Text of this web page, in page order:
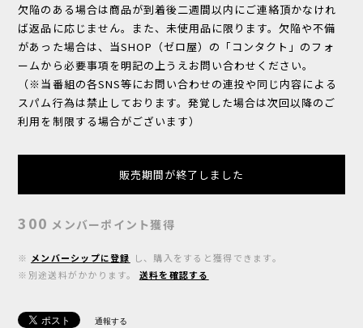
欠陥のある場合は商品が到着後二週間以内にご連絡頂かなけれ
ば返品に応じません。また、未使用品に限ります。欠陥や不備
があった場合は、当SHOP（ゼロ屋）の「コンタクト」のフォ
ームから必要事項を明記の上うえお問い合わせください。
（※当番組の各SNS等にお問い合わせの連投や同じ内容による
スパム行為は禁止しております。発覚した場合は次回以降のご
利用を制限する場合がございます）
販売期間が終了しました
300 メンバーポイント獲得
※ メンバーシップに登録 し、購入をすると獲得できます。
※別途送料がかかります。
送料を確認する
通報する